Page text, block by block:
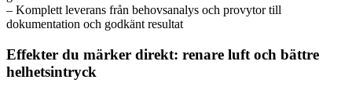
– Komplett leverans från behovsanalys och provytor till
dokumentation och godkänt resultat
Effekter du märker direkt: renare luft och bättre
helhetsintryck